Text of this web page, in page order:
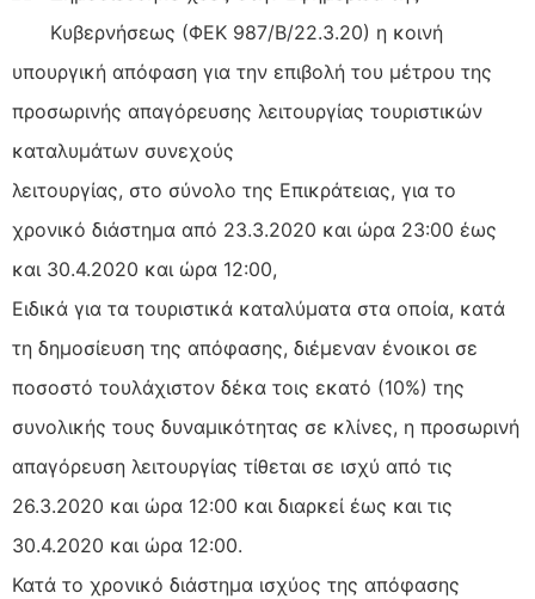
Κυβερνήσεως (ΦΕΚ 987/Β/22.3.20) η κοινή
υπουργική απόφαση για την επιβολή του μέτρου της
προσωρινής απαγόρευσης λειτουργίας τουριστικών
καταλυμάτων συνεχούς
λειτουργίας, στο σύνολο της Επικράτειας, για το
χρονικό διάστημα από 23.3.2020 και ώρα 23:00 έως
και 30.4.2020 και ώρα 12:00,
Ειδικά για τα τουριστικά καταλύματα στα οποία, κατά
τη δημοσίευση της απόφασης, διέμεναν ένοικοι σε
ποσοστό τουλάχιστον δέκα τοις εκατό (10%) της
συνολικής τους δυναμικότητας σε κλίνες, η προσωρινή
απαγόρευση λειτουργίας τίθεται σε ισχύ από τις
26.3.2020 και ώρα 12:00 και διαρκεί έως και τις
30.4.2020 και ώρα 12:00.
Κατά το χρονικό διάστημα ισχύος της απόφασης